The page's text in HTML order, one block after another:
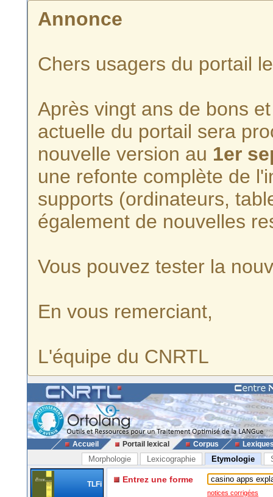
Annonce
Chers usagers du portail
Après vingt ans de bons
actuelle du portail sera
nouvelle version au 1er
une refonte complète de
supports (ordinateurs,
également de nouvelles
Vous pouvez tester la
En vous remerciant,
L'équipe du CNRTL
Accueil Portail lexical Corpus
Morphologie Lexicographie Etymologie
TLFi Entrez une forme
notices corrigées